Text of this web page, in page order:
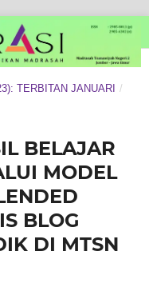
TERBITAN JANUARI
/
BELAJAR
MODEL
BLOG
DI MTSN